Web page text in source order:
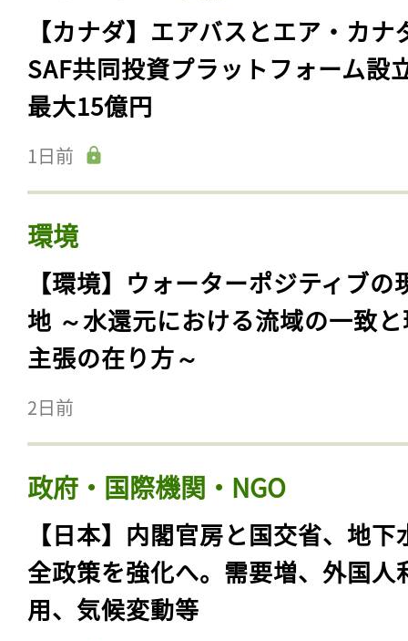
【カナダ】エアバスとエア・カナ
SAF共同投資プラットフォーム設
最大15億円
1日前
環境
【環境】ウォーターポジティブの
地 ～水還元における流域の一致
主張の在り方～
2日前
政府・国際機関・NGO
【日本】内閣官房と国交省、地下
全政策を強化へ。需要増、外国人
用、気候変動等